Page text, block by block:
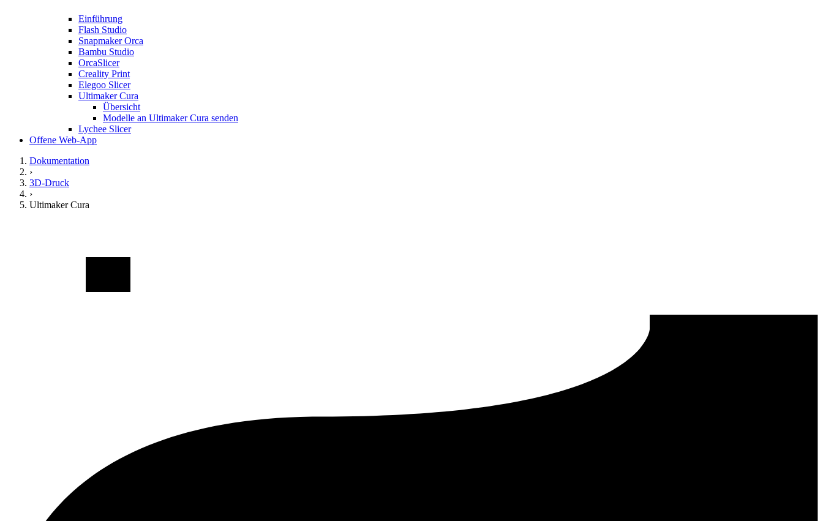
Einführung
Flash Studio
Snapmaker Orca
Bambu Studio
OrcaSlicer
Creality Print
Elegoo Slicer
Ultimaker Cura
Übersicht
Modelle an Ultimaker Cura senden
Lychee Slicer
Offene Web-App
Dokumentation
›
3D-Druck
›
Ultimaker Cura